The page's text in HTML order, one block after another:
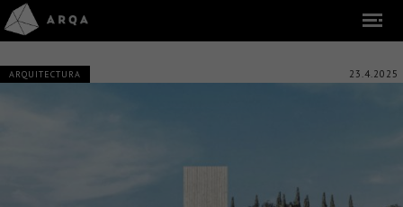
ARQUITECTURA 23.4.2025